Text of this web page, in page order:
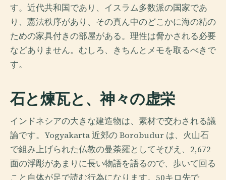
す。近代共和国であり、イスラム多数派の国家であ
り、憲法秩序があり、その真ん中のどこかに海の精の
ための家具付きの部屋がある。理性は脅かされる必要
などありません。むしろ、きちんとメモを取るべきで
す。
石と煉瓦と、神々の虚栄
インドネシアの大きな建造物は、素材で交わされる議
論です。Yogyakarta 近郊の Borobudur は、火山石
で組み上げられた仏教の曼荼羅としてそびえ、2,672
面の浮彫があまりに長い物語を語るので、歩いて回る